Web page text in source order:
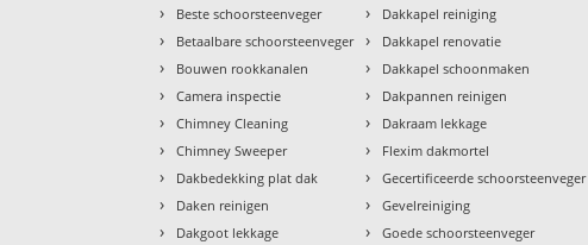
› Beste schoorsteenveger
› Betaalbare schoorsteenveger
› Bouwen rookkanalen
› Camera inspectie
› Chimney Cleaning
› Chimney Sweeper
› Dakbedekking plat dak
› Daken reinigen
› Dakgoot lekkage
› Dakkapel reiniging
› Dakkapel renovatie
› Dakkapel schoonmaken
› Dakpannen reinigen
› Dakraam lekkage
› Flexim dakmortel
› Gecertificeerde schoorsteenveger
› Gevelreiniging
› Goede schoorsteenveger